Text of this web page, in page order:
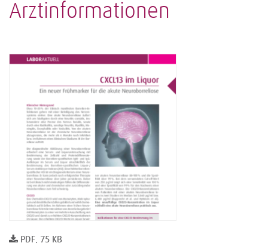
Arztinformationen
PDF, 75 KB